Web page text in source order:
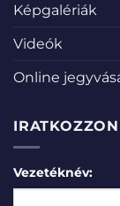
Képgalériák
Videók
Online
Vezetéknév: